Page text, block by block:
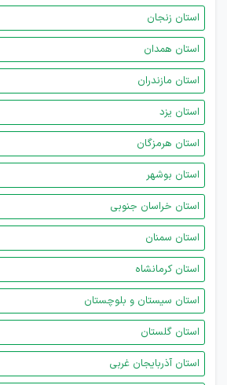
استان زنجان
استان همدان
استان مازندران
استان یزد
استان هرمزگان
استان بوشهر
استان خراسان جنوبی
استان سمنان
استان کرمانشاه
استان سیستان و بلوچستان
استان گلستان
استان آذربایجان غربی